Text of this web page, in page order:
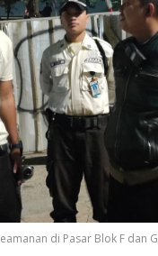
di Pasar Blok F dan